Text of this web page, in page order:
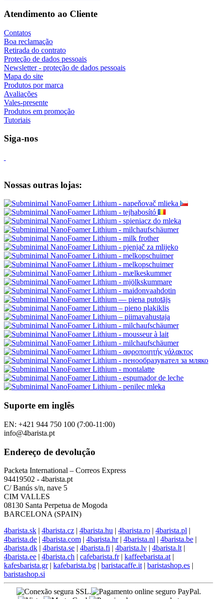
Atendimento ao Cliente
Contatos
Boa reclamação
Retirada do contrato
Proteção de dados pessoais
Newsletter - proteção de dados pessoais
Mapa do site
Produtos por marca
Avaliações
Vales-presente
Produtos em promoção
Tutoriais
Siga-nos
Nossas outras lojas:
Suporte em inglês
EN: +421 944 750 100 (7:00-11:00)
info@4barista.pt
Endereço de devolução
Packeta International – Correos Express
94419502 - 4barista.pt
C/ Banús s/n, nave 5
CIM VALLES
08130 Santa Perpetua de Mogoda
BARCELONA (SPAIN)
4barista.sk | 4barista.cz | 4barista.hu | 4barista.ro | 4barista.pl |
4barista.de | 4barista.com | 4barista.hr| 4barista.nl | 4barista.be |
4barista.dk | 4barista.se | 4barista.fi | 4barista.lv | 4barista.lt |
4barista.ee | 4barista.ch | cafebarista.fr| kaffeebarista.at |
kafesbarista.gr| kafebarista.bg | baristacaffe.it | baristashop.es |
baristashop.si